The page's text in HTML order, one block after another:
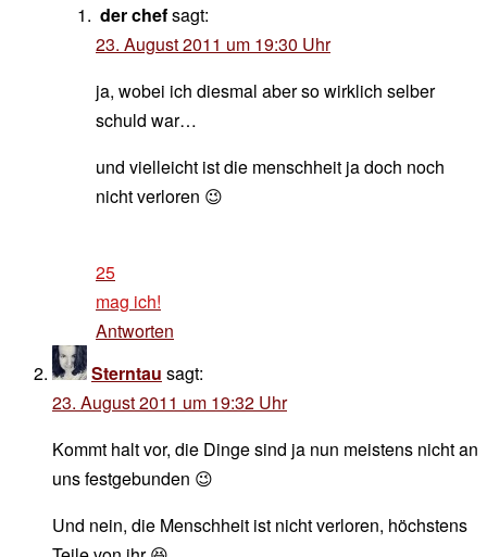
der chefsagt:
23. August 2011 um 19:30 Uhr
ja, wobei ich diesmal aber so wirklich selber
schuld war…
und vielleicht ist die menschheit ja doch noch
nicht verloren 😉
25
mag ich!
Antworten
Sterntau sagt:
23. August 2011 um 19:32 Uhr
Kommt halt vor, die Dinge sind ja nun meistens nicht an
uns festgebunden 😉
Und nein, die Menschheit ist nicht verloren, höchstens